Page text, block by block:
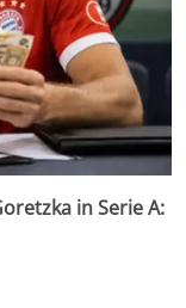
in Serie A: